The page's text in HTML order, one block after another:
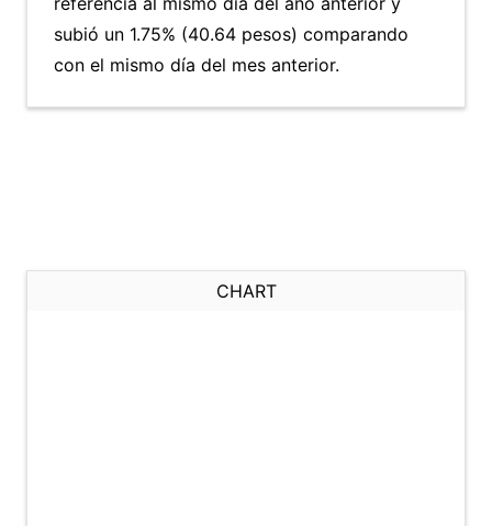
subió un 1.75% (40.64 pesos) comparando
con el mismo día del mes anterior.
CHART